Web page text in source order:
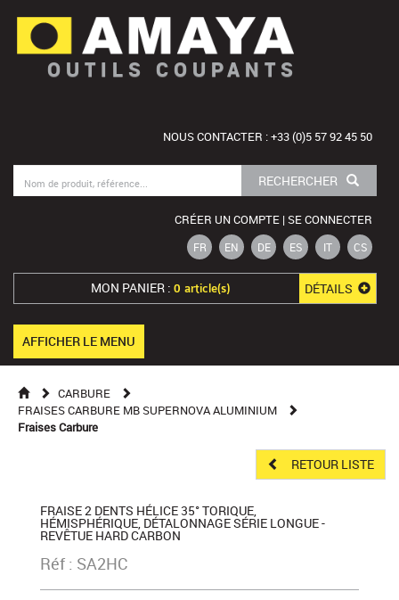
OUTILS COUPANTS
NOUS CONTACTER : +33 (0)5 57 92 45 50
RECHERCHER
CRÉER UN COMPTE | SE CONNECTER
FR EN DE ES IT CS
MON PANIER : 0 article(s) DÉTAILS
AFFICHER LE MENU
CARBURE
FRAISES CARBURE MB SUPERNOVA ALUMINIUM
Fraises Carbure
RETOUR LISTE
FRAISE 2 DENTS HÉLICE 35° TORIQUE,
HÉMISPHÉRIQUE, DÉTALONNAGE SÉRIE LONGUE -
REVÊTUE HARD CARBON
Réf : SA2HC